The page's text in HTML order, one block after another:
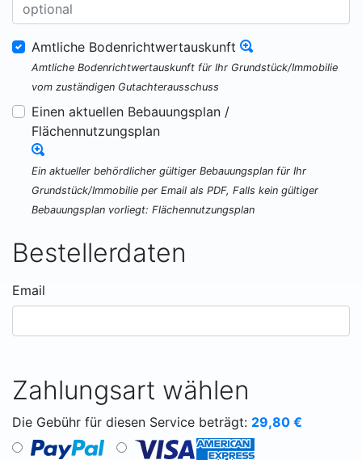
Amtliche Bodenrichtwertauskunft
Amtliche Bodenrichtwertauskunft für Ihr Grundstück/Immobilie
vom zuständigen Gutachterausschuss
Einen aktuellen Bebauungsplan /
Flächennutzungsplan
Ein aktueller behördlicher gültiger Bebauungsplan für Ihr
Grundstück/Immobilie per Email als PDF, Falls kein gültiger
Bebauungsplan vorliegt: Flächennutzungsplan
Bestellerdaten
Email
Zahlungsart wählen
Die Gebühr für diesen Service beträgt: 29,80 €